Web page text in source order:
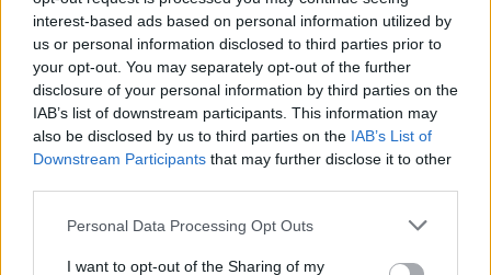
interest-based ads based on personal information utilized by
us or personal information disclosed to third parties prior to
your opt-out. You may separately opt-out of the further
disclosure of your personal information by third parties on the
IAB’s list of downstream participants. This information may
also be disclosed by us to third parties on the IAB’s List of
Downstream Participants that may further disclose it to other
Please note that this website/app uses one or more Google
not limited to your visit or usage behaviour. You may click to
Personal Data Processing Opt Outs
I want to opt-out of the Sharing of my
Il primo ristorante rom ungherese ha ricevuto un premio!